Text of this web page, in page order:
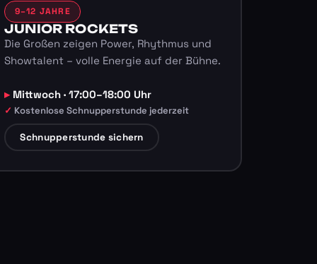
9–12 JAHRE
JUNIOR ROCKETS
Die Großen zeigen Power, Rhythmus und
Showtalent – volle Energie auf der Bühne.
Mittwoch · 17:00–18:00 Uhr
Kostenlose Schnupperstunde jederzeit
Schnupperstunde sichern